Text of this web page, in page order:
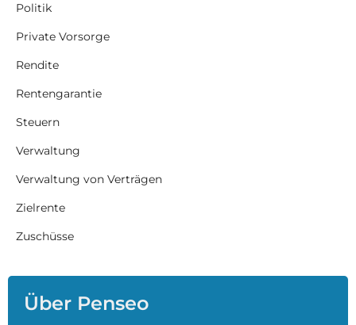
Politik
Private Vorsorge
Rendite
Rentengarantie
Steuern
Verwaltung
Verwaltung von Verträgen
Zielrente
Zuschüsse
Über Penseo